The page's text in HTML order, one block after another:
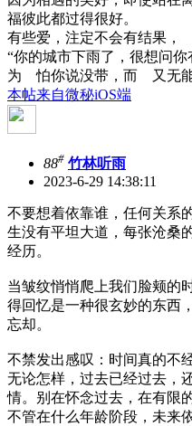
福彼此都过得很好。
有些爱，注定不会有结果，
“你的城市下雨了，很想问
为 怕你说没带，而 又无能
本帖来自微秘iOS端
88# 竹林听雨
2023-6-29 14:38:11
不要想着依靠谁，任何关系
生没有平坦大道，每张沧桑
经历。
当皱纹悄悄爬上我们脸颊的
得回忆是一种很玄妙的东西
忘却。
不禁发出感叹：时间真的不经
无论怎样，过去已经过去，
情。别在怀念过去，在有限
不管在什么年龄阶段，未来